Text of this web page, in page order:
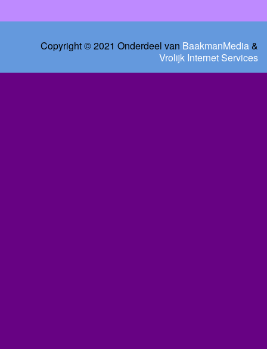
Copyright © 2021 Onderdeel van BaakmanMedia&
Vrolijk Internet Services